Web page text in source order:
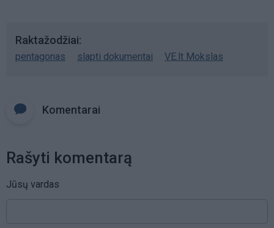
Raktažodžiai
pentagonas slapti dokumentai VE.lt Mokslas
Komentarai
Rašyti komentarą
Jūsų vardas